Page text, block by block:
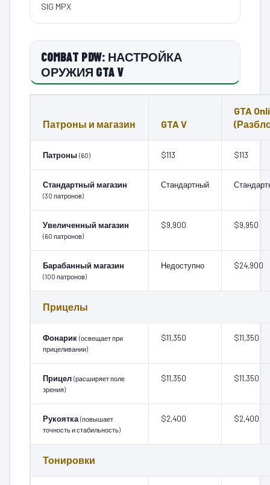
SIG MPX
COMBAT PDW: НАСТРОЙКА
ОРУЖИЯ GTA V
Патроны и магазин GTA V
GTA
Патроны (60) $113 $113
Стандартный магазин
(30 патронов)
Стандартный
Увеличенный магазин
(60 патронов)
$9,900 $9,950
Барабанный магазин
(100 патронов)
Недоступно $24,900
Прицелы
Фонарик (освещает при
прицеливании)
$11,350 $11,350
Прицел (расширяет поле
зрения)
$11,350 $11,350
Рукоятка (повышает
точность и стабильность)
$2,400 $2,400
Тонировки